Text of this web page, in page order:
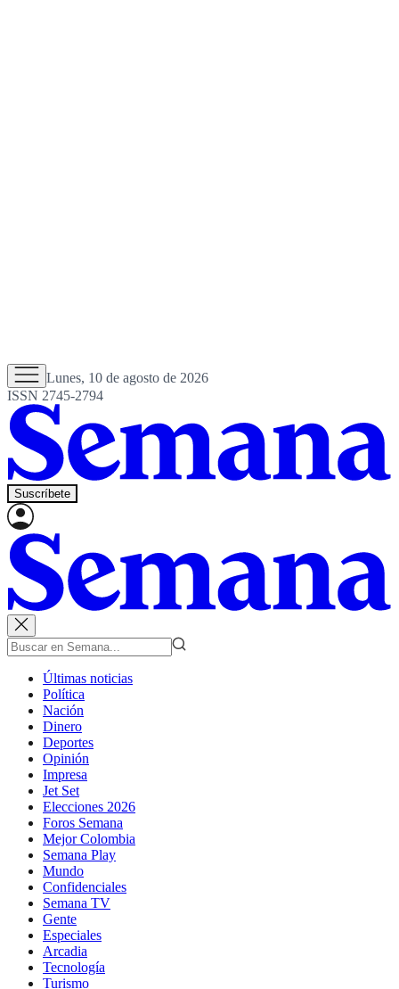
Lunes, 10 de agosto de 2026
ISSN 2745-2794
Suscríbete
Últimas noticias
Política
Nación
Dinero
Deportes
Opinión
Impresa
Jet Set
Elecciones 2026
Foros Semana
Mejor Colombia
Semana Play
Mundo
Confidenciales
Semana TV
Gente
Especiales
Arcadia
Tecnología
Turismo